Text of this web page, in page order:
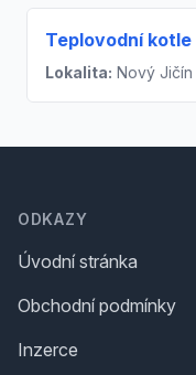
Teplovodní kotle
Lokalita: Nový Jičín
ODKAZY
Úvodní stránka
Obchodní podmínky
Inzerce